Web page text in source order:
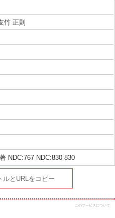
竹 正則
NDC:767 NDC:830 830
ルとURLをコピー
このサービスについて